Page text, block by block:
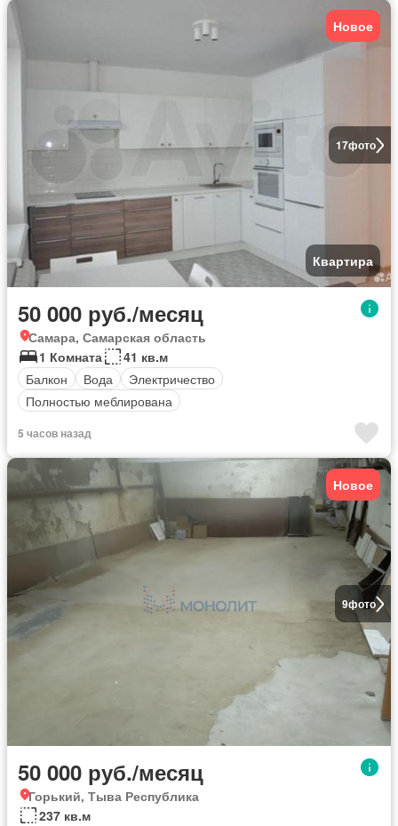
17фото
Новое
Квартира
50 000 руб./месяц
Самара, Самарская область
1 Комната
41 кв.м
Балкон
Вода
Электричество
Полностью меблирована
5 часов назад
9фото
Новое
50 000 руб./месяц
Горький, Тыва Республика
237 кв.м